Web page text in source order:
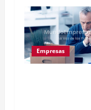
Empresas